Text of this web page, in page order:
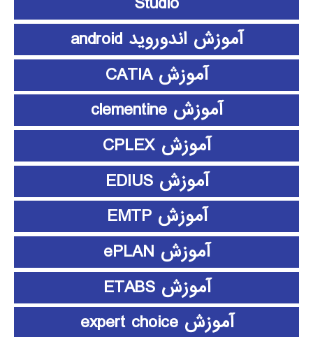
آموزش اندوروید android
آموزش CATIA
آموزش clementine
آموزش CPLEX
آموزش EDIUS
آموزش EMTP
آموزش ePLAN
آموزش ETABS
آموزش expert choice